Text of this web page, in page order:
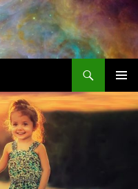
メインメ
ニュー